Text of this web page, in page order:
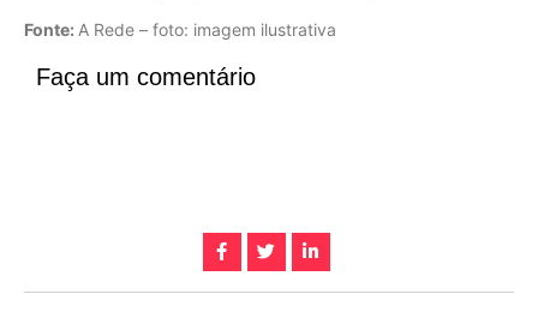
Fonte: A Rede – foto: imagem ilustrativa
Faça um comentário